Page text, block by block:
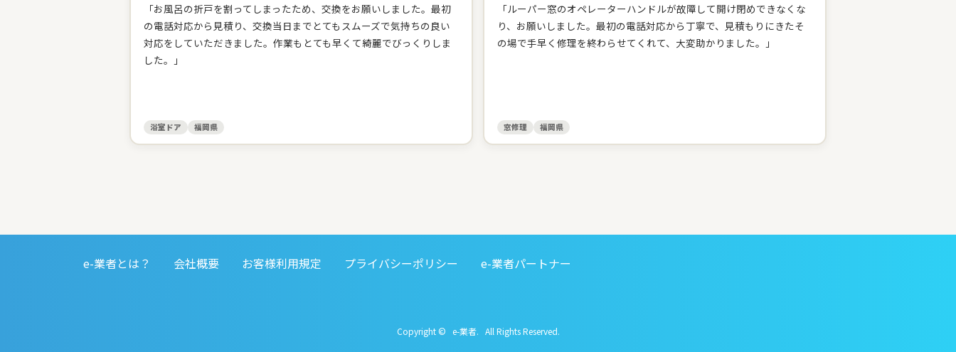
「お風呂の折戸を割ってしまったため、交換をお願いしました。最初
の電話対応から見積り、交換当日までとてもスムーズで気持ちの良い
対応をしていただきました。作業もとても早くて綺麗でびっくりしま
した。」
浴室ドア 福岡県
「ルーパー窓のオペレーターハンドルが故障して開け閉めできなくな
り、お願いしました。最初の電話対応から丁寧で、見積もりにきたそ
の場で手早く修理を終わらせてくれて、大変助かりました。」
窓修理 福岡県
e-業者とは？ 会社概要 お客様利用規定 プライバシーポリシー e-業者パートナー
Copyright © e-業者. All Rights Reserved.